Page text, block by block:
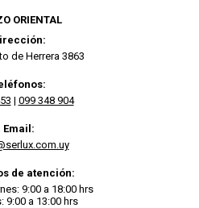
ORIENTAL
de Herrera 3863
| 099 348 904
Email:
de atención:
9:00 a 18:00 hrs
9:00 a 13:00 hrs